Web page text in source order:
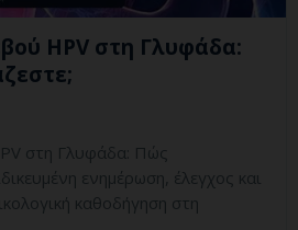
HPV στη Γλυφάδα:
στη Γλυφάδα: Πώς
ενημέρωση, έλεγχος και
καθοδήγηση στη